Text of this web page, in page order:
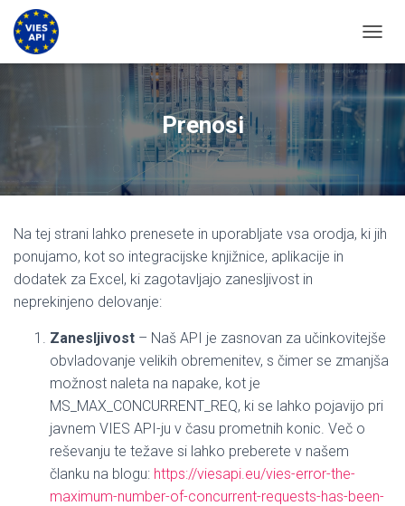
Prenosi
Na tej strani lahko prenesete in uporabljate vsa orodja, ki jih
ponujamo, kot so integracijske knjižnice, aplikacije in
dodatek za Excel, ki zagotavljajo zanesljivost in
neprekinjeno delovanje:
Zanesljivost – Naš API je zasnovan za učinkovitejše
obvladovanje velikih obremenitev, s čimer se zmanjša
možnost naleta na napake, kot je
MS_MAX_CONCURRENT_REQ, ki se lahko pojavijo pri
javnem VIES API-ju v času prometnih konic. Več o
reševanju te težave si lahko preberete v našem
članku na blogu: https://viesapi.eu/vies-error-the-
maximum-number-of-concurrent-requests-has-been-